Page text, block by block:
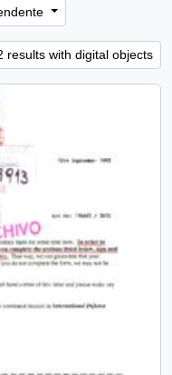
results with digital objects